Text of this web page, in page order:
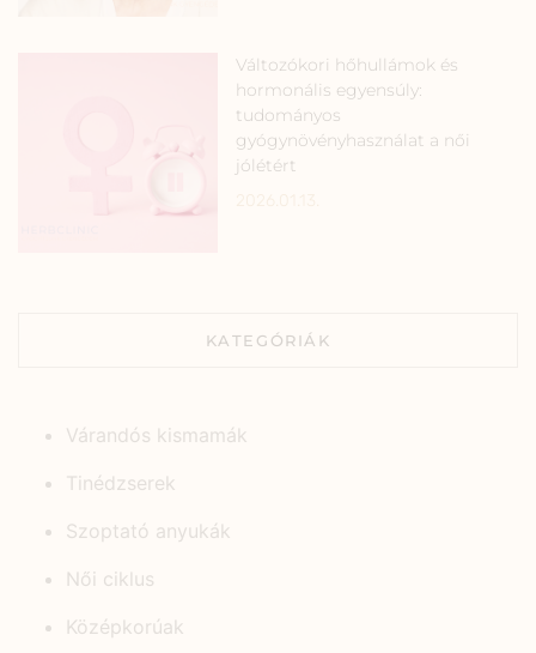
Változókori hőhullámok és
hormonális egyensúly:
tudományos
gyógynövényhasználat a női
jólétért
KATEGÓRIÁK
Várandós kismamák
Tinédzserek
Szoptató anyukák
Női ciklus
Középkorúak